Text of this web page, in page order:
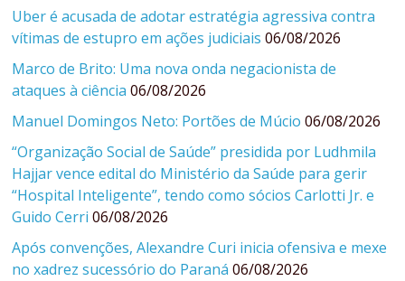
Uber é acusada de adotar estratégia agressiva contra
vítimas de estupro em ações judiciais 06/08/2026
Marco de Brito: Uma nova onda negacionista de
ataques à ciência 06/08/2026
Manuel Domingos Neto: Portões de Múcio 06/08/2026
“Organização Social de Saúde” presidida por Ludhmila
Hajjar vence edital do Ministério da Saúde para gerir
“Hospital Inteligente”, tendo como sócios Carlotti Jr. e
Guido Cerri 06/08/2026
Após convenções, Alexandre Curi inicia ofensiva e mexe
no xadrez sucessório do Paraná 06/08/2026